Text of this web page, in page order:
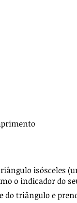
isósceles
o indicador do
do triângulo e